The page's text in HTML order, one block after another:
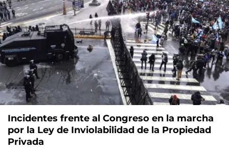
Incidentes frente al Congreso en la marcha
por la Ley de Inviolabilidad de la Propiedad
Privada